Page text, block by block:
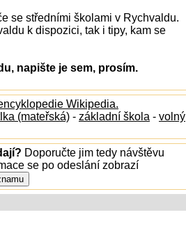
se středními školami v Rychvaldu.
k dispozici, tak i tipy, kam se
napište je sem, prosím.
Wikipedia.
(mateřská) - základní škola - volný
Doporučte jim tedy návštěvu
se po odeslání zobrazí